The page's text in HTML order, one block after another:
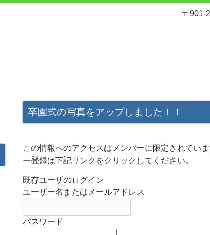
〒901-
卒園式の写真をアップしました！！
この情報へのアクセスはメンバーに限定されてい
ー登録は下記リンクをクリックしてください。
既存ユーザのログイン
ユーザー名またはメールアドレス
パスワード